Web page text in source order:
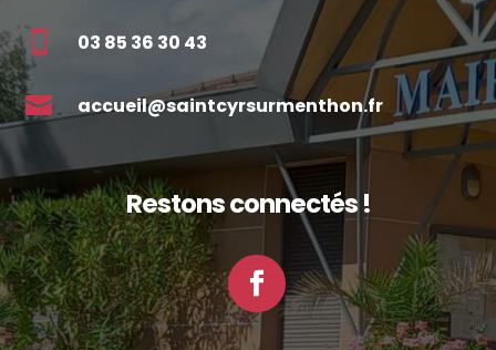
 03 85 36 30 43
 accueil@saintcyrsurmenthon.fr
Restons connectés !
Facebook